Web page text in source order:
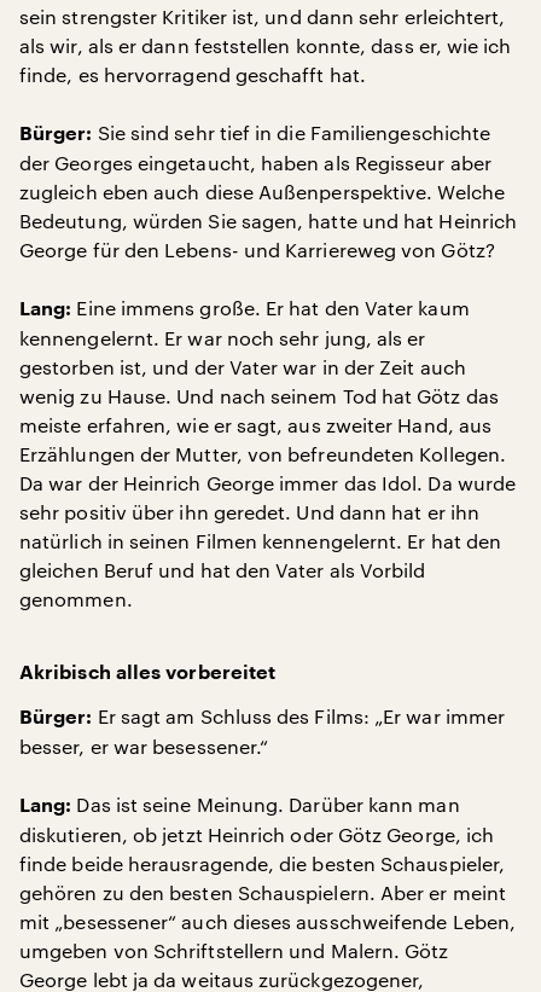
sein strengster Kritiker ist, und dann sehr erleichtert,
als wir, als er dann feststellen konnte, dass er, wie ich
finde, es hervorragend geschafft hat.
Bürger: Sie sind sehr tief in die Familiengeschichte
der Georges eingetaucht, haben als Regisseur aber
zugleich eben auch diese Außenperspektive. Welche
Bedeutung, würden Sie sagen, hatte und hat Heinrich
George für den Lebens- und Karriereweg von Götz?
Lang: Eine immens große. Er hat den Vater kaum
kennengelernt. Er war noch sehr jung, als er
gestorben ist, und der Vater war in der Zeit auch
wenig zu Hause. Und nach seinem Tod hat Götz das
meiste erfahren, wie er sagt, aus zweiter Hand, aus
Erzählungen der Mutter, von befreundeten Kollegen.
Da war der Heinrich George immer das Idol. Da wurde
sehr positiv über ihn geredet. Und dann hat er ihn
natürlich in seinen Filmen kennengelernt. Er hat den
gleichen Beruf und hat den Vater als Vorbild
genommen.
Akribisch alles vorbereitet
Bürger: Er sagt am Schluss des Films: „Er war immer
besser, er war besessener.“
Lang: Das ist seine Meinung. Darüber kann man
diskutieren, ob jetzt Heinrich oder Götz George, ich
finde beide herausragende, die besten Schauspieler,
gehören zu den besten Schauspielern. Aber er meint
mit „besessener“ auch dieses ausschweifende Leben,
umgeben von Schriftstellern und Malern. Götz
George lebt ja da weitaus zurückgezogener,